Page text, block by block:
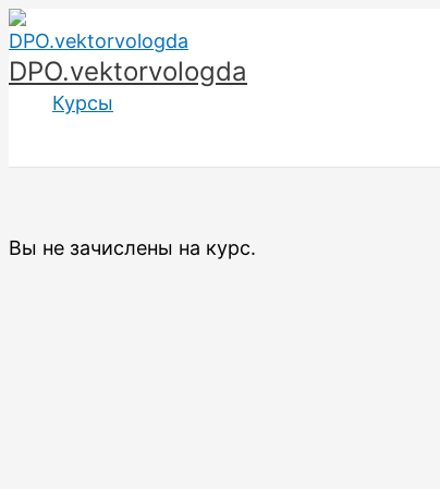
Перейти
к
содержимому
DPO.vektorvologda
Курсы
Вы не зачислены на курс.